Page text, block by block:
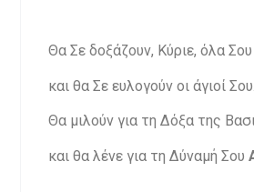
Θα Σε δοξάζουν, Κύριε, όλα
και θα Σε ευλογούν οι άγιοί Σου.
Θα μιλούν για τη Δόξα της
και θα λένε για τη Δύναμή Σου